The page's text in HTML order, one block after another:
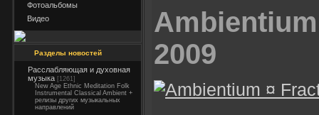
Фотоальбомы
Видео
Разделы новостей
Расслабляющая и духовная
музыка [1261]
New Age Ethnic Meditation Folk
Instrumental Classical Ambient +
релизы других музыкальных
направлений
2009